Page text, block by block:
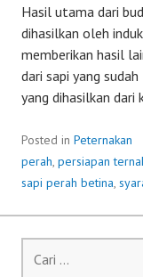
Hasil utama dari
dihasilkan oleh
memberikan hasil
dari sapi yang
yang dihasilkan dari
Posted in Peternakan
perah, persiapan
sapi perah betina,
untuk: